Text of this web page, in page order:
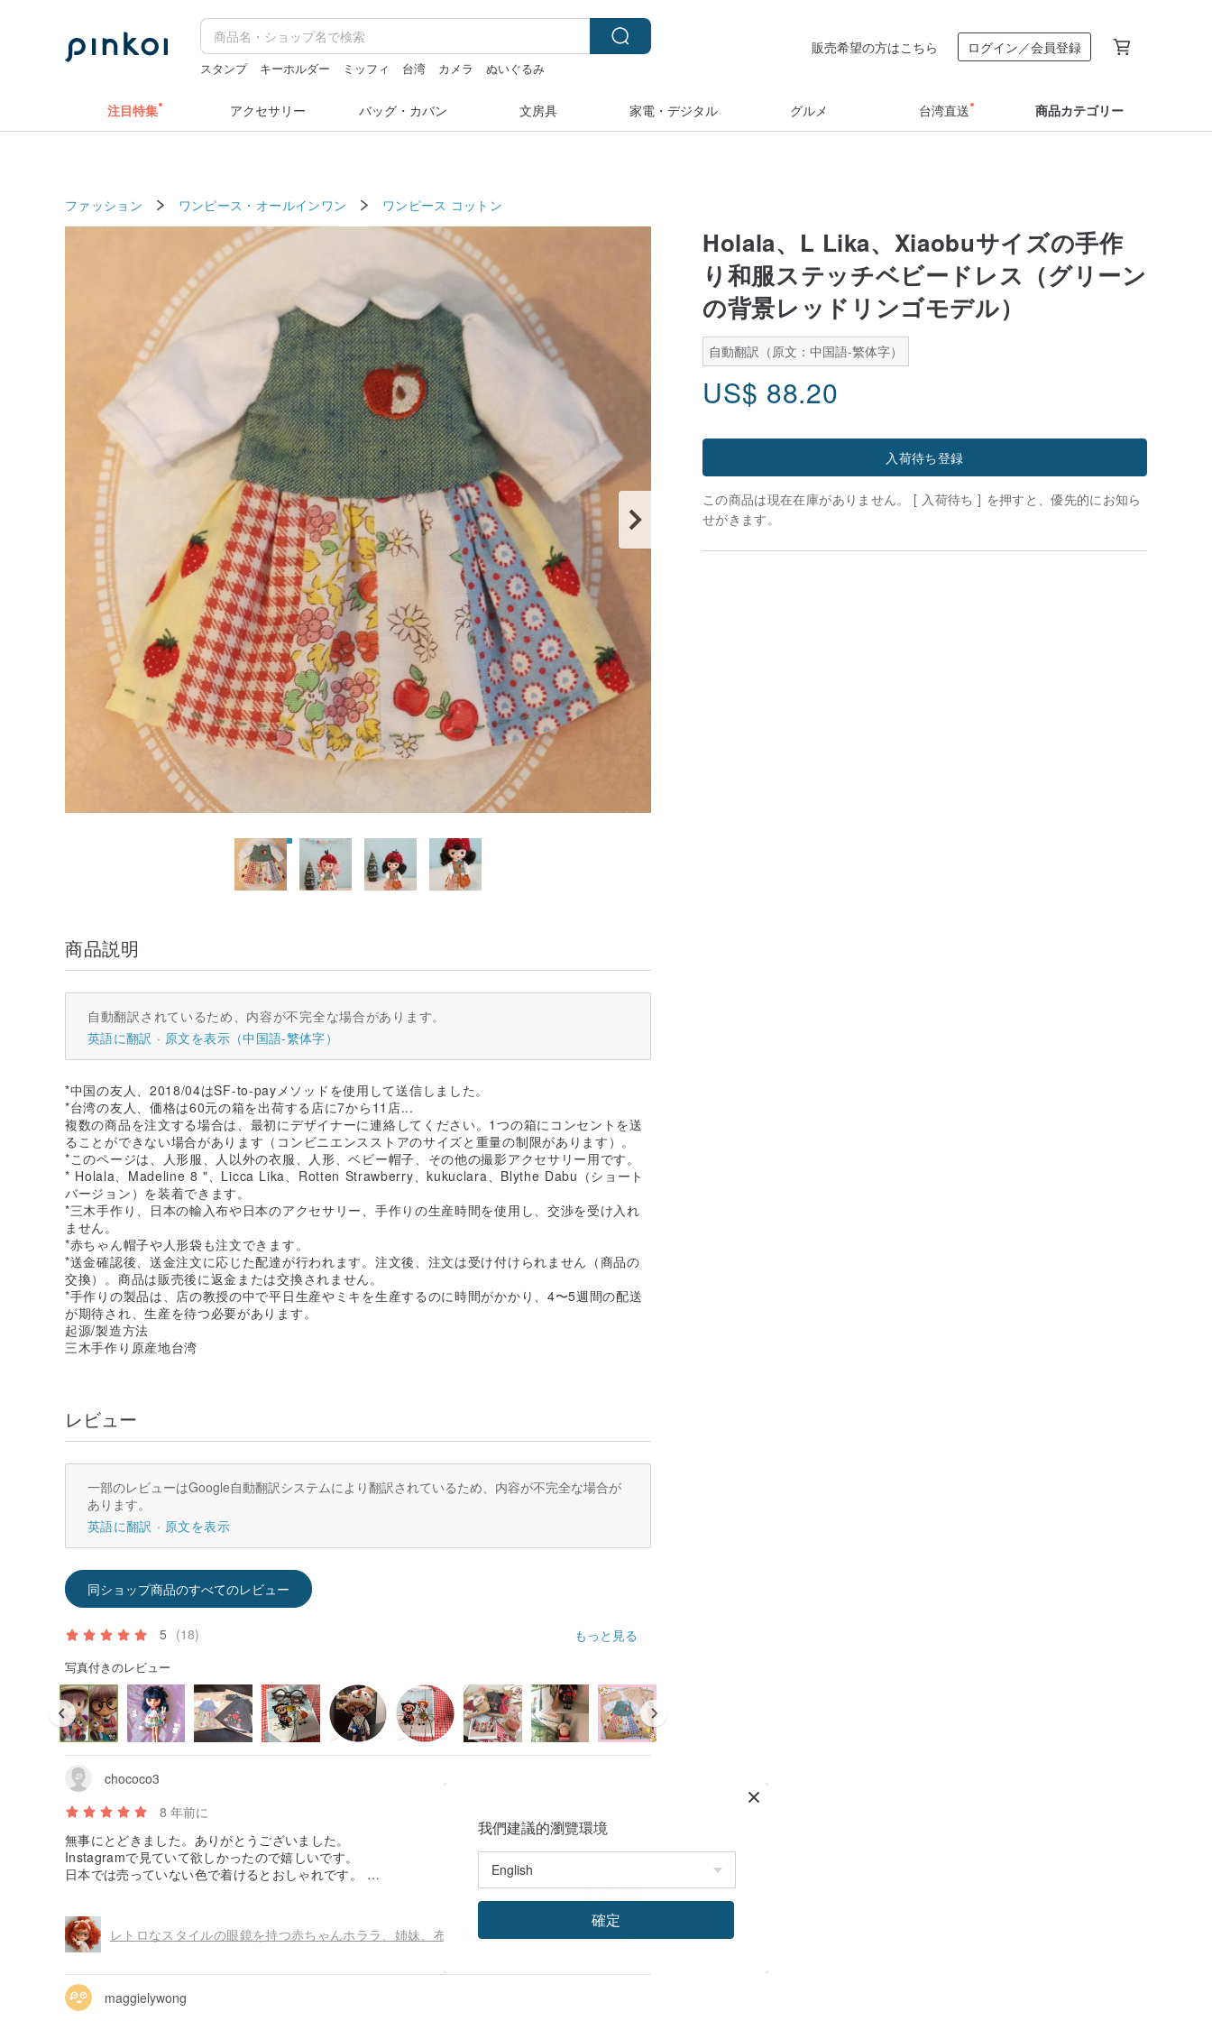
スタンプ キーホルダー ミッフィ 台湾 カメラ
ぬいぐるみ
販売希望の方はこちら ログイン／会員登録
注目特集 アクセサリー バッグ・カバン 文房具 家電・デジタル グルメ 台湾直送 商品カテゴリー
ファッション ワンピース・オールインワン ワンピース コットン
Holala、L Lika、Xiaobuサイズの手作
り和服ステッチベビードレス（グリーン
の背景レッドリンゴモデル）
自動翻訳（原文：中国語-繁体字）
US$ 88.20
入荷待ち登録
この商品は現在在庫がありません。 [ 入荷待ち ] を押すと、優先的にお知ら
せがきます。
商品説明
自動翻訳されているため、内容が不完全な場合があります。
英語に翻訳
原文を表示（中国語-繁体字）
*中国の友人、2018/04はSF-to-payメソッドを使用して送信しました。
*台湾の友人、価格は60元の箱を出荷する店に7から11店...
複数の商品を注文する場合は、最初にデザイナーに連絡してください。1つの箱にコンセントを送
ることができない場合があります（コンビニエンスストアのサイズと重量の制限があります）。
*このページは、人形服、人以外の衣服、人形、ベビー帽子、その他の撮影アクセサリー用です。
* Holala、Madeline 8 "、Licca Lika、Rotten Strawberry、kukuclara、Blythe Dabu（ショート
バージョン）を装着できます。
*三木手作り、日本の輸入布や日本のアクセサリー、手作りの生産時間を使用し、交渉を受け入れ
ません。
*赤ちゃん帽子や人形袋も注文できます。
*送金確認後、送金注文に応じた配達が行われます。注文後、注文は受け付けられません（商品の
交換）。商品は販売後に返金または交換されません。
*手作りの製品は、店の教授の中で平日生産やミキを生産するのに時間がかかり、4〜5週間の配送
が期待され、生産を待つ必要があります。
起源/製造方法
三木手作り原産地台湾
レビュー
一部のレビューはGoogle自動翻訳システムにより翻訳されているため、内容が不完全な場合が
あります。
英語に翻訳
原文を表示
同ショップ商品のすべてのレビュー
5 (18) もっと見る
写真付きのレビュー
chococo3
8 年前に
無事にとどきました。ありがとうございました。
Instagramで見ていて欲しかったので嬉しいです。
日本では売っていない色で着けるとおしゃれです。
もっと見る
maggielywong
我們建議的瀏覽環境
確定